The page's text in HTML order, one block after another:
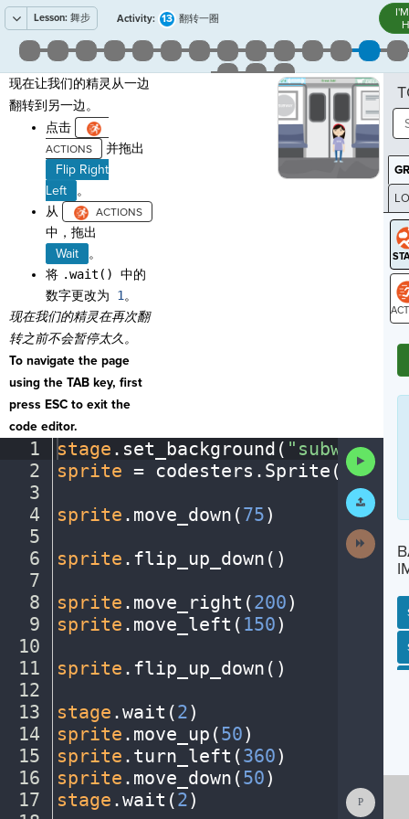
Lesson: 舞步 Activity: 13 翻转一圈
现在让我们的精灵从一边
翻转到另一边。
点击
并拖出
Flip Right
Left
。
从
中，拖出
Wait
。
将 .wait() 中的
数字更改为 1 。
现在我们的精灵在再次翻
转之前不会暂停太久。
To navigate the page
using the TAB key, first
press ESC to exit the
code editor.
1
2
3
4
5
6
7
8
9
10
11
12
13
14
15
16
17
stage . set_background( "subway"
sprite = codesters . Sprite(
sprite . move_down(75)
sprite . flip_up_down()
sprite . move_right(200)
sprite . move_left( 150)
sprite . flip_up_down()
stage .wait(2)
sprite . move_up(50)
sprite . turn_left(360)
sprite . move_down(50)
stage .wait(2)
Code
Work
Activity